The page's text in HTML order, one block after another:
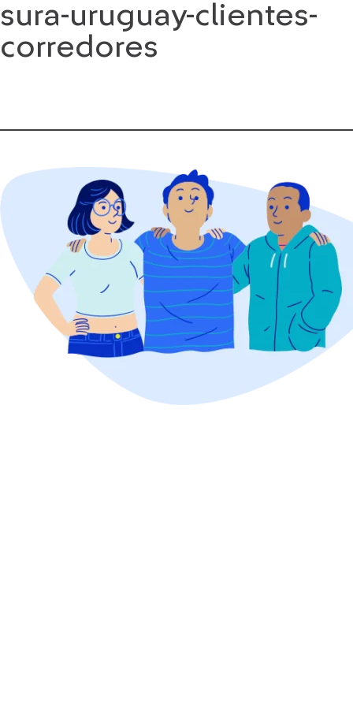
Saltar
al
contenido
sura-uruguay-clientes-
corredores